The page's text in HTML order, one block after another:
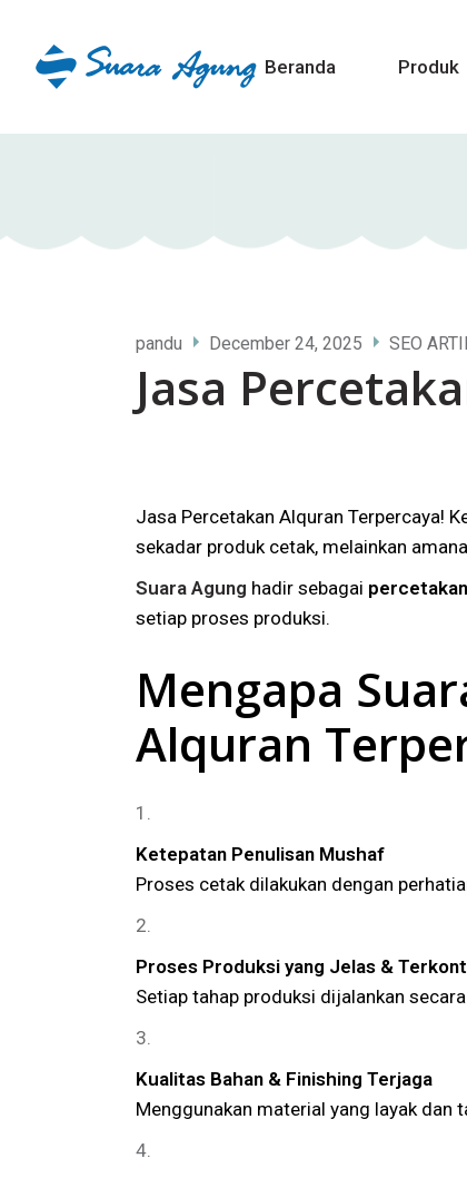
Beranda Produk
pandu December 24, 2025 SEO
Jasa
Jasa Percetakan Alquran Terpercaya!
sekadar produk cetak, melainkan
Suara Agung hadir sebagai
setiap proses produksi.
Mengapa
Alquran
Ketepatan Penulisan Mushaf
Proses cetak dilakukan dengan
Proses Produksi yang Jelas &
Setiap tahap produksi dijalankan
Kualitas Bahan & Finishing Terjaga
Menggunakan material yang layak dan